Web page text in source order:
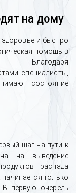
на дому
и быстро
помощь в
специалисты,
состояние
шаг на пути к
на выведение
распада
только
первую очередь